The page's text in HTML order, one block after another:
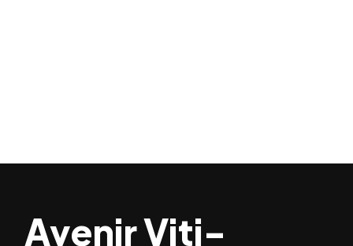
Avenir Viti-